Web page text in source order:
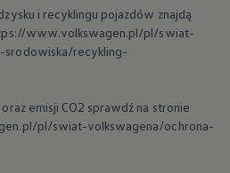
i rozrywka
oprogramowania, map i radia
logowanie i sklep
dla swojego modelu
Instrukcja Obsługi
dla klientów
i recyklingu pojazdów znajdą
www.volkswagen.pl/pl/swiat-
srodowiska/recykling-
emisji CO2 sprawdź na stronie
pl/swiat-volkswagena/ochrona-